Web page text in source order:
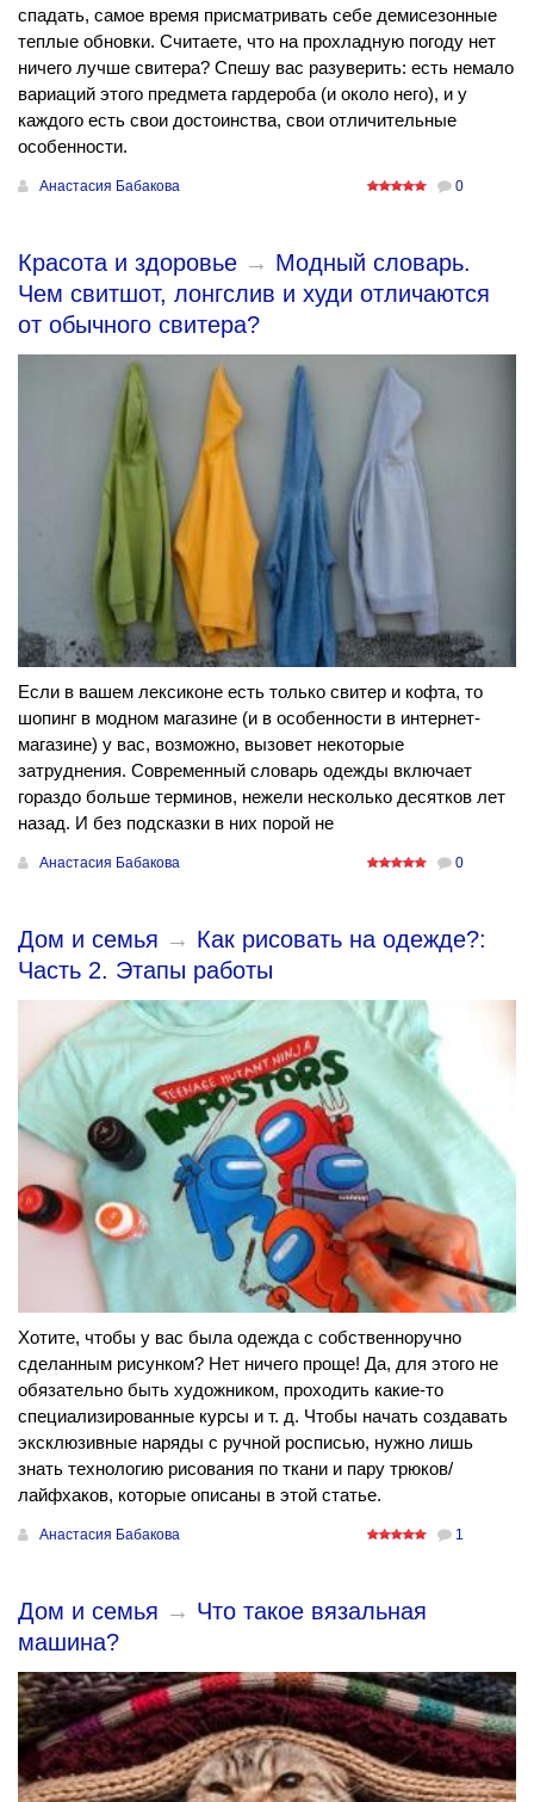
спадать, самое время присматривать себе демисезонные
теплые обновки. Считаете, что на прохладную погоду нет
ничего лучше свитера? Спешу вас разуверить: есть немало
вариаций этого предмета гардероба (и около него), и у
каждого есть свои достоинства, свои отличительные
особенности.
Анастасия Бабакова 0
Красота и здоровье → Модный словарь.
Чем свитшот, лонгслив и худи отличаются
от обычного свитера?
Если в вашем лексиконе есть только свитер и кофта, то
шопинг в модном магазине (и в особенности в интернет-
магазине) у вас, возможно, вызовет некоторые
затруднения. Современный словарь одежды включает
гораздо больше терминов, нежели несколько десятков лет
назад. И без подсказки в них порой не
Анастасия Бабакова 0
Дом и семья → Как рисовать на одежде?:
Часть 2. Этапы работы
Хотите, чтобы у вас была одежда с собственноручно
сделанным рисунком? Нет ничего проще! Да, для этого не
обязательно быть художником, проходить какие-то
специализированные курсы и т. д. Чтобы начать создавать
эксклюзивные наряды с ручной росписью, нужно лишь
знать технологию рисования по ткани и пару трюков/
лайфхаков, которые описаны в этой статье.
Анастасия Бабакова 1
Дом и семья → Что такое вязальная
машина?